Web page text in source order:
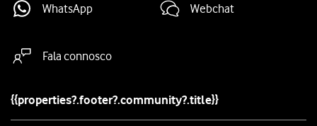
WhatsApp Webchat
Fala connosco
{{properties?.footer?.community?.title}}